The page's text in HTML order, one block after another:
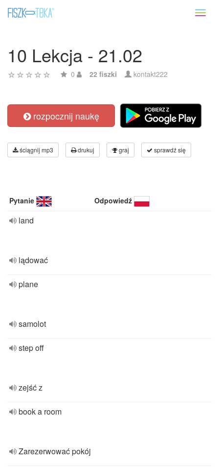
10 Lekcja - 21.02
0 22 fiszki kontakt222
rozpocznij naukę
ściągnij mp3 drukuj graj sprawdź się
Pytanie Odpowiedź
land
lądować
plane
samolot
step off
zejść z
book a room
Zarezerwować pokój